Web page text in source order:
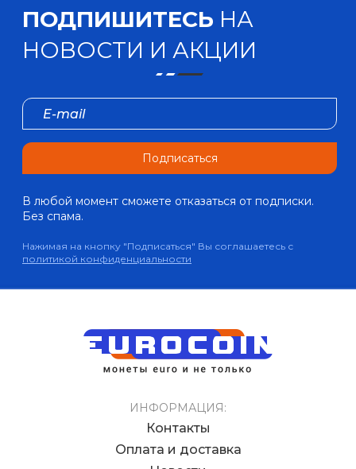
ПОДПИШИТЕСЬ НА
НОВОСТИ И АКЦИИ
Подписаться
В любой момент сможете отказаться от подписки.
Без спама.
Нажимая на кнопку "Подписаться" Вы соглашаетесь с
политикой конфиденциальности
ИНФОРМАЦИЯ:
Контакты
Оплата и доставка